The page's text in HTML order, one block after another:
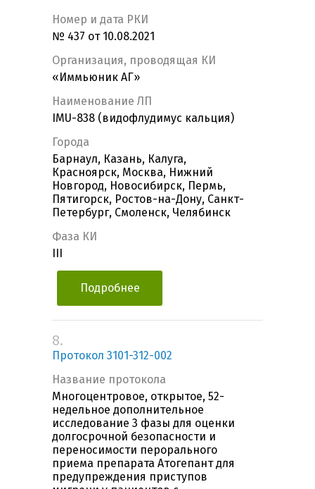
Номер и дата РКИ
№ 437 от 10.08.2021
Организация, проводящая КИ
«Иммьюник АГ»
Наименование ЛП
IMU-838 (видофлудимус кальция)
Города
Барнаул, Казань, Калуга,
Красноярск, Москва, Нижний
Новгород, Новосибирск, Пермь,
Пятигорск, Ростов-на-Дону, Санкт-
Петербург, Смоленск, Челябинск
Фаза КИ
Подробнее
8.
Протокол 3101-312-002
Название протокола
Многоцентровое, открытое, 52-
недельное дополнительное
исследование 3 фазы для оценки
долгосрочной безопасности и
переносимости перорального
приема препарата Атогепант для
предупреждения приступов